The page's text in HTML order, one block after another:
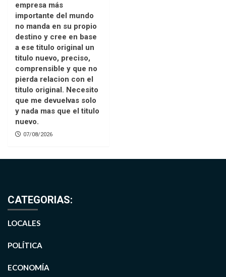
empresa más
importante del mundo
no manda en su propio
destino y cree en base
a ese titulo original un
titulo nuevo, preciso,
comprensible y que no
pierda relacion con el
titulo original. Necesito
que me devuelvas solo
y nada mas que el titulo
nuevo.
07/08/2026
CATEGORIAS:
LOCALES
POLÍTICA
ECONOMÍA